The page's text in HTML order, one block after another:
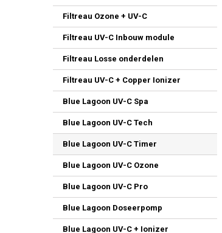
Filtreau Ozone + UV-C
Filtreau UV-C Inbouw module
Filtreau Losse onderdelen
Filtreau UV-C + Copper Ionizer
Blue Lagoon UV-C Spa
Blue Lagoon UV-C Tech
Blue Lagoon UV-C Timer
Blue Lagoon UV-C Ozone
Blue Lagoon UV-C Pro
Blue Lagoon Doseerpomp
Blue Lagoon UV-C + Ionizer